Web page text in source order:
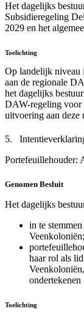
Het dagelijks
Subsidieregeling
2029 en het
Toelichting
Op landelijk niveau
aan de regionale
het dagelijks
DAW-regeling voor
uitvoering aan deze
5.
Portefeuillehouder:
Genomen Besluit
Het dagelijks
in te
Veenkoloniën;
haar rol als
ondertekenen
Toelichting